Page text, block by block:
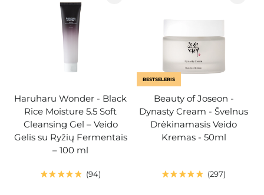
Haruharu Wonder - Black
Rice Moisture 5.5 Soft
Cleansing Gel – Veido
Gelis su Ryžių Fermentais
– 100 ml
94
BESTSELERIS
Beauty of Joseon -
Dynasty Cream - Švelnus
Drėkinamasis Veido
Kremas - 50ml
297